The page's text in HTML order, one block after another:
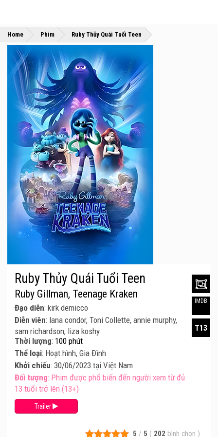
Home »
Phim »
Ruby Thủy Quái Tuổi Teen
5 / 5 ( 202 bình chọn )
Ruby Thủy Quái Tuổi Teen
Ruby Gillman, Teenage Kraken
Đạo diễn: kirk demicco
Diễn viên: lana condor, Toni Collette, annie murphy,
sam richardson, liza koshy
Thời lượng: 100 phút
Thể loại: Hoạt hình, Gia Đình
Khởi chiếu: 30/06/2023 tại Việt Nam
Đối tượng: Phim được phổ biến đến người xem từ đủ
13 tuổi trở lên (13+)
Trailer
IMDB
T13